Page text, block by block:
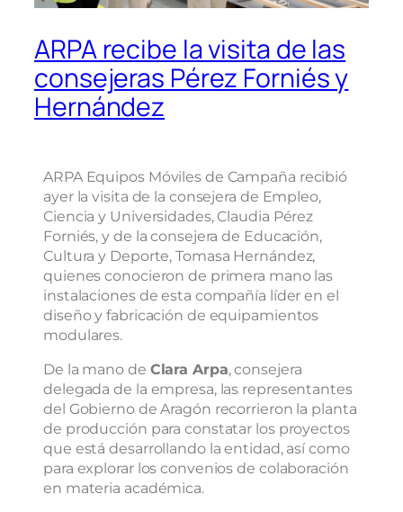
ARPA recibe la visita de las
consejeras Pérez Forniés y
Hernández
ARPA Equipos Móviles de Campaña recibió
ayer la visita de la consejera de Empleo,
Ciencia y Universidades, Claudia Pérez
Forniés, y de la consejera de Educación,
Cultura y Deporte, Tomasa Hernández,
quienes conocieron de primera mano las
instalaciones de esta compañía líder en el
diseño y fabricación de equipamientos
modulares.
De la mano de Clara Arpa, consejera
delegada de la empresa, las representantes
del Gobierno de Aragón recorrieron la planta
de producción para constatar los proyectos
que está desarrollando la entidad, así como
para explorar los convenios de colaboración
en materia académica.